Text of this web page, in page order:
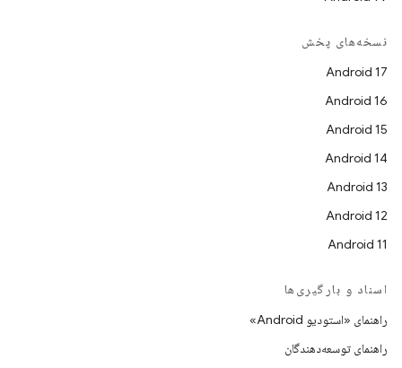
نسخه‌های پخش
Android 17
Android 16
Android 15
Android 14
Android 13
Android 12
Android 11
اسناد و بارگیری‌ها
راهنمای «استودیو Android»
راهنمای توسعه‌دهندگان